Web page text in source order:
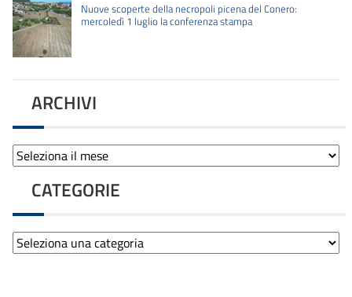
Nuove scoperte della necropoli picena del Conero:
mercoledì 1 luglio la conferenza stampa
ARCHIVI
Archivi
CATEGORIE
Categorie